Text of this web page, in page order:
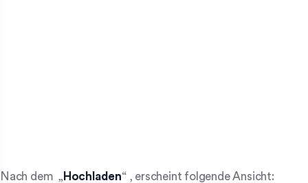
Nach dem „ Hochladen“ , erscheint folgende Ansicht: